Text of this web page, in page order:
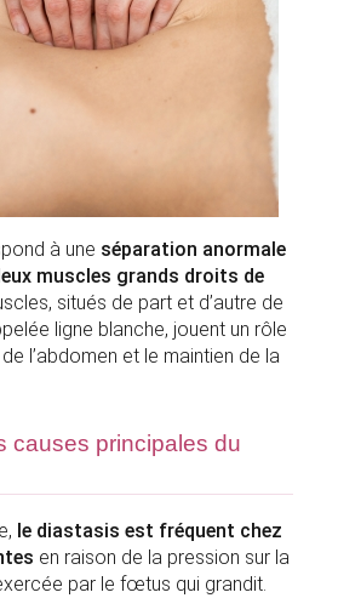
à une séparation anormale
muscles grands droits de
situés de part et d’autre de
ligne blanche, jouent un rôle
l’abdomen et le maintien de la
causes principales du
le diastasis est fréquent chez
en raison de la pression sur la
par le fœtus qui grandit.